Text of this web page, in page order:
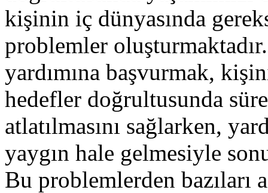
kişinin iç dünyasında
problemler
yardımına başvurmak,
hedefler doğrultusunda
atlatılmasını sağlarken,
yaygın hale gelmesiyle
Bu problemlerden bazıları